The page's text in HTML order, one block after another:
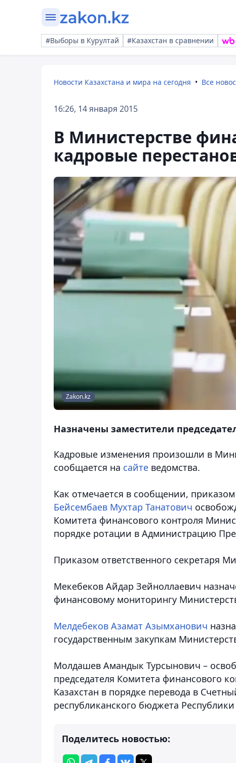
#Выборы в Курултай #Казахстан в сравнении
Новости Казахстана и мира на сегодня Все
16:26, 14 января 2015
В Министерстве
кадровые
Zakon.kz
Назначены заместители
Кадровые изменения произошли в
сообщается на сайте ведомства.
Как отмечается в сообщении,
Бейсембаев Мухтар Танатович
Комитета финансового контроля
порядке ротации в Администрацию
Приказом ответственного секретаря
Мекебеков Айдар Зейноллаевич
финансовому мониторингу
Мелдебеков Азамат Азымханович
государственным закупкам
Молдашев Амандык Турсынович –
председателя Комитета финансового
Казахстан в порядке перевода в
республиканского бюджета Республики
Поделитесь новостью: